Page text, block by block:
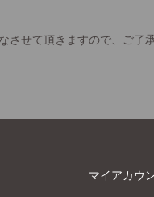
せて頂きますので、ご了承
マイアカウ